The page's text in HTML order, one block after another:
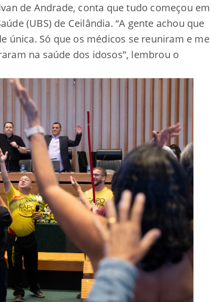
de Andrade, conta que tudo começou em
(UBS) de Ceilândia. “A gente achou que
única. Só que os médicos se reuniram e me
na saúde dos idosos”, lembrou o